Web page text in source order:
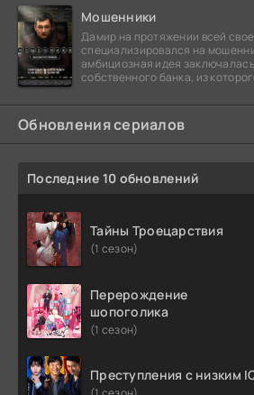
Мошенники
Дамир на протяжении всей
специализировался на
амбициозная идея
собственного банка, из
Обновления сериалов
Последние 10 обновлений
Тайны Троецарствия
(1 сезон)
Перерождение
шопоголика
(1 сезон)
Преступления с низким